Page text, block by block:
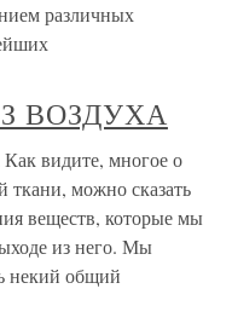
различных
ВОЗДУХА
видите, многое о
ткани, можно сказать
веществ, которые мы
из него. Мы
некий общий